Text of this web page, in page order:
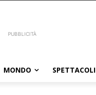
PUBBLICITÀ
MONDO SPETTACOLI